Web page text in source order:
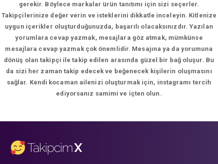
gerekir. Böylece markalar ürün tanıtımı için sizi seçerler.
Takipçilerinize değer verin ve isteklerini dikkatle inceleyin. Kitlenize
uygun içerikler oluşturduğunuzda, başarılı olacaksınızdır. Yazılan
yorumlara cevap yazmak, mesajlara göz atmak, mümkünse
mesajlara cevap yazmak çok önemlidir. Mesajına ya da yorumuna
dönüş olan takipçi ile takip edilen arasında güzel bir bağ oluşur. Bu
da sizi her zaman takip edecek ve beğenecek kişilerin oluşmasını
sağlar. Kendi kocaman ailenizi oluşturmak için, instagramı tercih
ediyorsanız samimi ve içten olun.